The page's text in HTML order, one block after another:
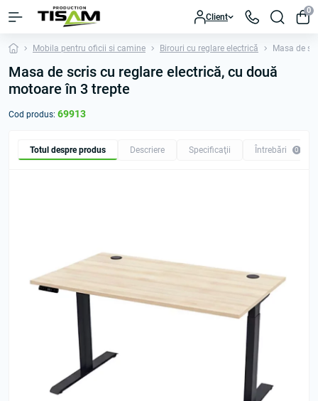
Client
0
Mobila pentru oficii si camine Birouri cu reglare electrică Masa de
Masa de scris cu reglare electrică, cu două
motoare în 3 trepte
Cod produs: 69913
Totul despre produs Descriere Specificaţii Întrebări 0